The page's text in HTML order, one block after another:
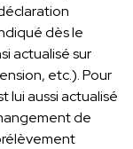
dès le
actualisé sur
etc.). Pour
lui aussi actualisé
de